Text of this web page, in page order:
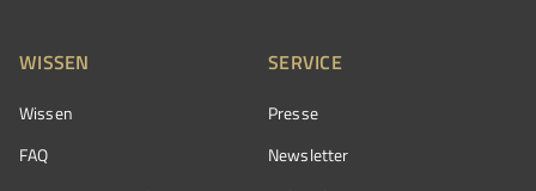
WISSEN
Wissen
FAQ
SERVICE
Presse
Newsletter